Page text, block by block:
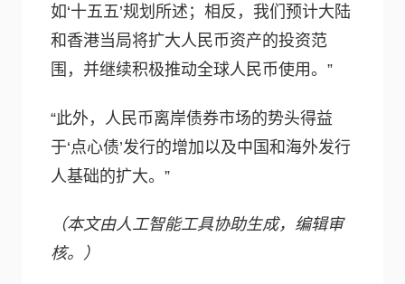
如‘十五五’规划所述；相反，我们预计大陆
和香港当局将扩大人民币资产的投资范
围，并继续积极推动全球人民币使用。”
“此外，人民币离岸债券市场的势头得益
于‘点心债’发行的增加以及中国和海外发行
人基础的扩大。”
（本文由人工智能工具协助生成，编辑审
核。）